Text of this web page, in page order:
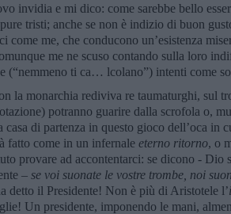
invidia e mi dico: come sarebbe bello
pure tristi; anche se non è indizio di buon
come me, che conducono un’esistenza
me ne scuso contando sulla loro
(“nemmeno ti ca… lcolano”) intenti come
la monarchia rediviva re taumaturghi, sul
potranno guarire dalla scrofola o,
casa di partenza in questo gioco dell’oca in
fatto come in un infernale eterno ritorno, o
provare ad accontentarci: se dicono -
– se voi suonate le vostre trombe, noi
detto il Presidente! Non è più di Aristotele l’
Un presidente, imponendo le mani,